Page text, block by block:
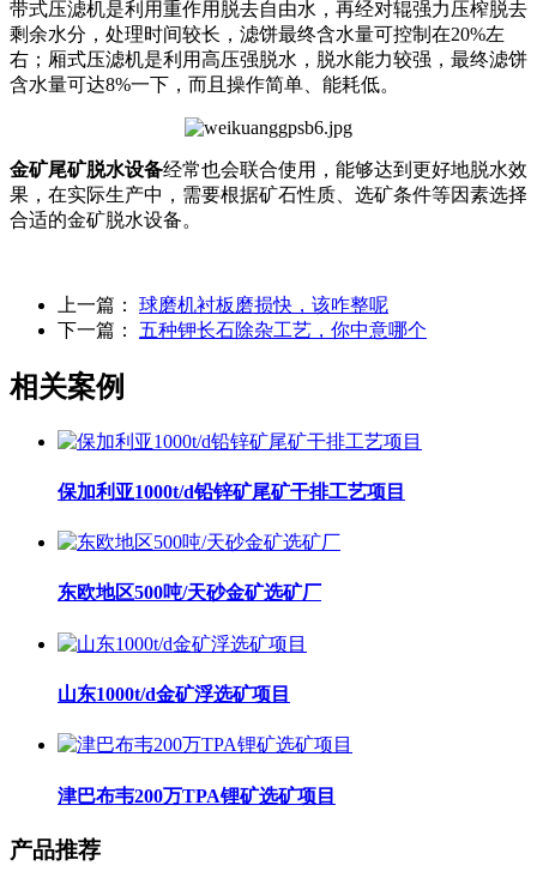
带式压滤机是利用重作用脱去自由水，再经对辊强力压榨脱去
剩余水分，处理时间较长，滤饼最终含水量可控制在20%左
右；厢式压滤机是利用高压强脱水，脱水能力较强，最终滤饼
含水量可达8%一下，而且操作简单、能耗低。
金矿尾矿脱水设备经常也会联合使用，能够达到更好地脱水效
果，在实际生产中，需要根据矿石性质、选矿条件等因素选择
合适的金矿脱水设备。
上一篇： 球磨机衬板磨损快，该咋整呢
下一篇： 五种钾长石除杂工艺，你中意哪个
相关案例
保加利亚1000t/d铅锌矿尾矿干排工艺项目
东欧地区500吨/天砂金矿选矿厂
山东1000t/d金矿浮选矿项目
津巴布韦200万TPA锂矿选矿项目
产品推荐